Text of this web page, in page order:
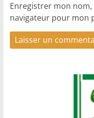
Enregistrer mon
navigateur pour mon